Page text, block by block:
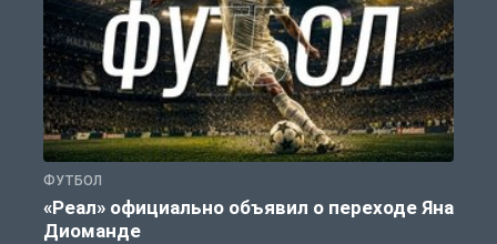
ФУТБОЛ
«Реал» официально объявил о переходе Яна
Диоманде